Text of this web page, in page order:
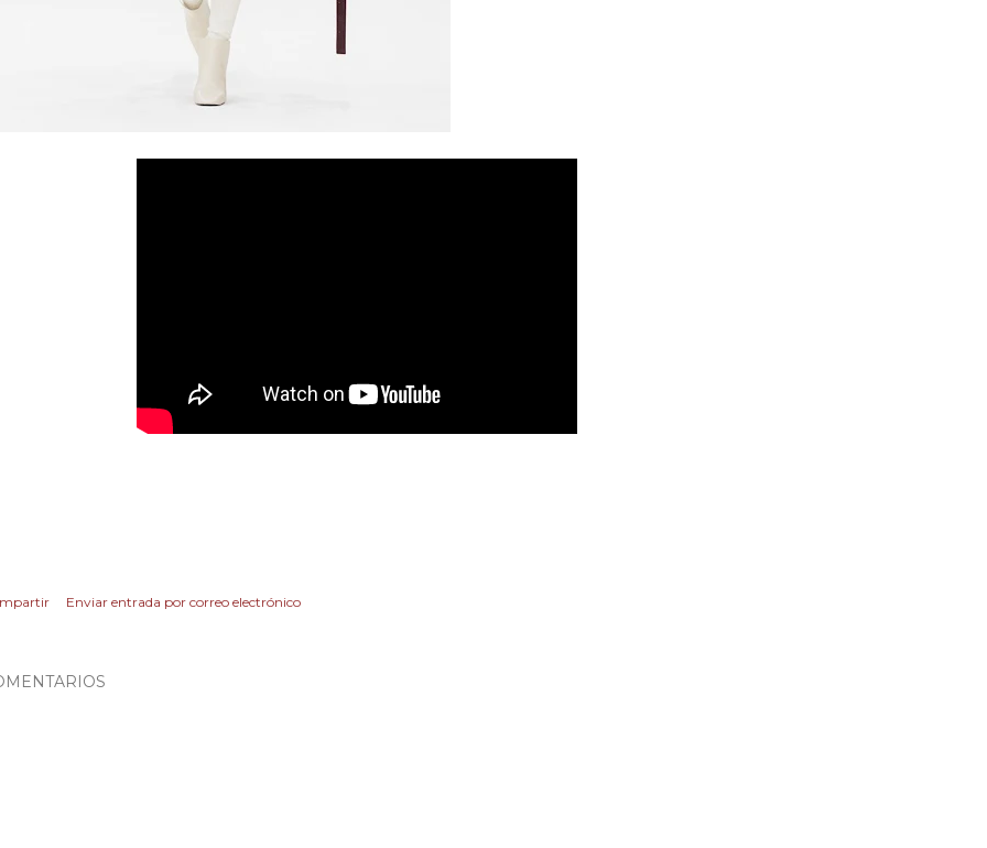
Enviar entrada por correo electrónico